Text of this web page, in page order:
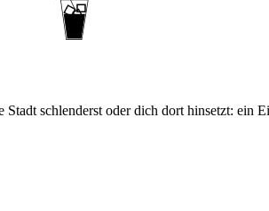
schlenderst oder dich dort hinsetzt: